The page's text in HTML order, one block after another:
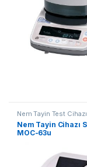
Nem Tayin Test Cihazı
Nem Tayin Cihazları
Nem Tayin Cihazı
MOC-63u